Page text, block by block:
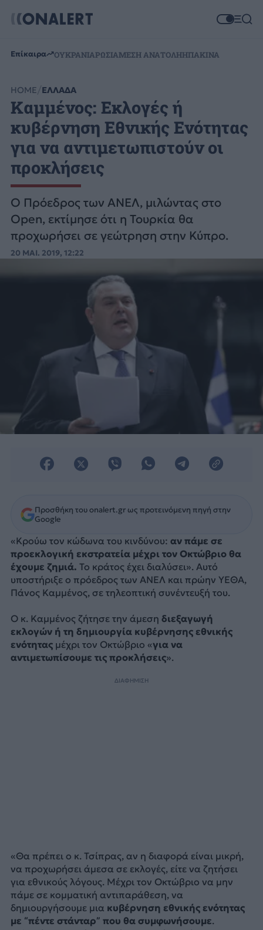
Επίκαιρα ΟΥΚΡΑΝΙΑΡΩΣΙΑΜΕΣΗ ΑΝΑΤΟΛΗΗΠΑΚΙΝΑ
HOME ΕΛΛΑΔΑ
Καμμένος: Εκλογές ή
κυβέρνηση Εθνικής Ενότητας
για να αντιμετωπιστούν οι
προκλήσεις
Ο Πρόεδρος των ΑΝΕΛ, μιλώντας στο
Open, εκτίμησε ότι η Τουρκία θα
προχωρήσει σε γεώτρηση στην Κύπρο.
20 ΜΑΙ. 2019, 12:22
Προσθήκη του onalert.gr ως προτεινόμενη πηγή στην
Google
«Κρούω τον κώδωνα του κινδύνου: αν πάμε σε
προεκλογική εκστρατεία μέχρι τον Οκτώβριο θα
έχουμε ζημιά. Το κράτος έχει διαλύσει». Αυτό
υποστήριξε ο πρόεδρος των ΑΝΕΛ και πρώην ΥΕΘΑ,
Πάνος Καμμένος, σε τηλεοπτική συνέντευξή του.
Ο κ. Καμμένος ζήτησε την άμεση διεξαγωγή
εκλογών ή τη δημιουργία κυβέρνησης εθνικής
ενότηταςμέχρι τον Οκτώβριο «για να
αντιμετωπίσουμε τις προκλήσεις».
ΔΙΑΦΗΜΙΣΗ
«Θα πρέπει ο κ. Τσίπρας, αν η διαφορά είναι μικρή,
να προχωρήσει άμεσα σε εκλογές, είτε να ζητήσει
για εθνικούς λόγους. Μέχρι τον Οκτώβριο να μην
πάμε σε κομματική αντιπαράθεση, να
δημιουργήσουμε μια κυβέρνηση εθνικής ενότητας
με “πέντε στάνταρ” που θα συμφωνήσουμε.